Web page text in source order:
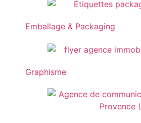
Emballage & Packaging
Graphisme